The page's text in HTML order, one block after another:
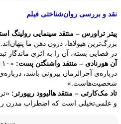
نقد و بررسی روان‌شناختی فیلم
پیتر تراورس – منتقد سینمایی رولینگ
بزرگ‌ترین هیولاها، درون ذهن ما
در فضایی بسته، آن را به اثری ماندگار
آن هورنادی – منتقد واشنگتن پست:
درباره‌ی آخرالزمان بیرونی باشد،
شخصیت‌هاست.»
تاد مک‌کارتی – منتقد هالیوود ریپورتر:
و علمی‌تخیلی است که اضطراب مدرن را